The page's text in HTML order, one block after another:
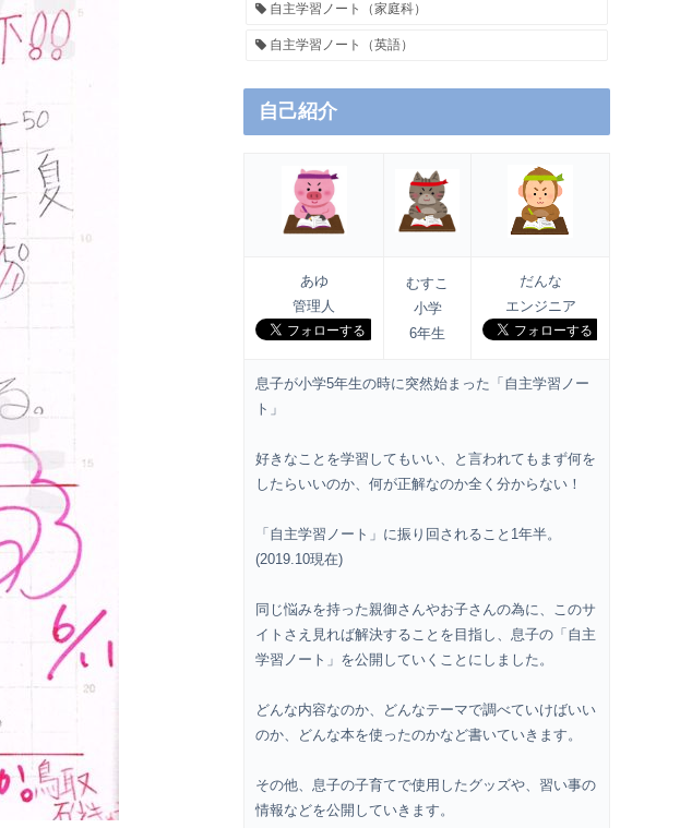
自主学習ノート（家庭科）
自主学習ノート（英語）
自己紹介
あゆ
管理人
むすこ
小学
6年生
だんな
エンジニア
息子が小学5年生の時に突然始まった「自主学習ノー
ト」
好きなことを学習してもいい、と言われてもまず何を
したらいいのか、何が正解なのか全く分からない！
「自主学習ノート」に振り回されること1年半。
(2019.10現在)
同じ悩みを持った親御さんやお子さんの為に、このサ
イトさえ見れば解決することを目指し、息子の「自主
学習ノート」を公開していくことにしました。
どんな内容なのか、どんなテーマで調べていけばいい
のか、どんな本を使ったのかなど書いていきます。
その他、息子の子育てで使用したグッズや、習い事の
情報などを公開していきます。